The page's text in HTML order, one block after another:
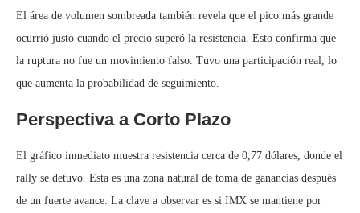
El área de volumen sombreada también revela que el pico más grande
ocurrió justo cuando el precio superó la resistencia. Esto confirma que
la ruptura no fue un movimiento falso. Tuvo una participación real, lo
que aumenta la probabilidad de seguimiento.
Perspectiva a Corto Plazo
El gráfico inmediato muestra resistencia cerca de 0,77 dólares, donde el
rally se detuvo. Esta es una zona natural de toma de ganancias después
de un fuerte avance. La clave a observar es si IMX se mantiene por